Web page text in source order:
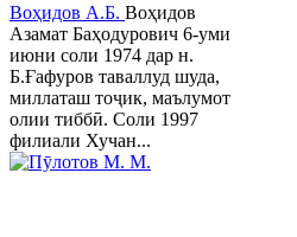
Воҳидов А.Б. Воҳидов
Азамат Баҳодурович 6-уми
июни соли 1974 дар н.
Б.Ғафуров таваллуд шуда,
миллаташ тоҷик, маълумот
олии тиббӣ. Соли 1997
филиали Хучан...